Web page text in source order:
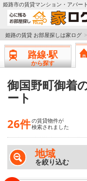
姫路市の賃貸マンション・アパート
TOPページ
新築物件
ペットOK物件
戸建物件
保証人不要物件
初期費用リーズナブル
姫路の賃貸 お部屋探しは家ログ
路線·駅
から探す
御国野町御着
ート
26件の賃貸物件が
検索されました
地域
を絞り込む